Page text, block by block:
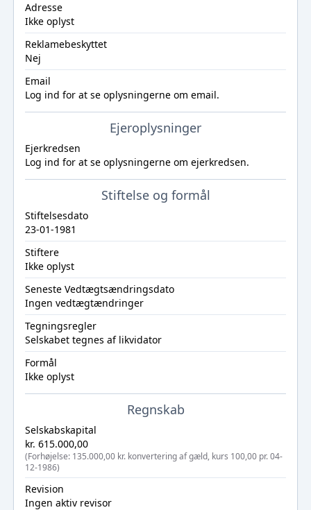
Adresse
Ikke oplyst
Reklamebeskyttet
Nej
Email
Log ind for at se oplysningerne om email.
Ejeroplysninger
Ejerkredsen
Log ind for at se oplysningerne om ejerkredsen.
Stiftelse og formål
Stiftelsesdato
23-01-1981
Stiftere
Ikke oplyst
Seneste Vedtægtsændringsdato
Ingen vedtægtændringer
Tegningsregler
Selskabet tegnes af likvidator
Formål
Ikke oplyst
Regnskab
Selskabskapital
kr. 615.000,00
(Forhøjelse: 135.000,00 kr. konvertering af gæld, kurs 100,00 pr. 04-
12-1986)
Revision
Ingen aktiv revisor